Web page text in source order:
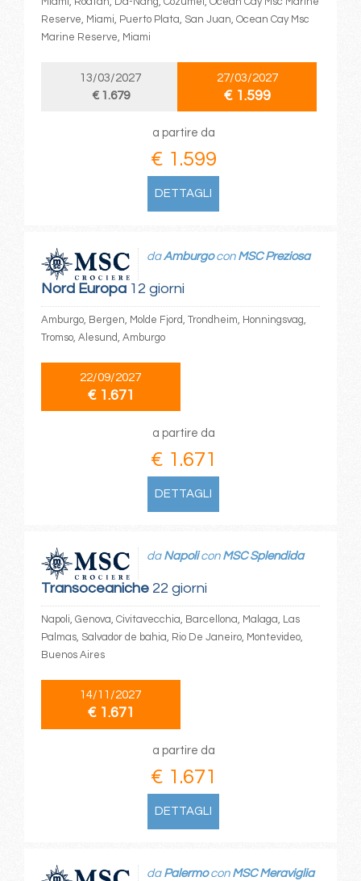
Reserve, Miami, Puerto Plata, San Juan, Ocean Cay Msc
Marine Reserve, Miami
13/03/2027
€ 1.679
27/03/2027
€ 1.599
a partire da
€ 1.599
DETTAGLI
Nord Europa12 giorni
daAmburgocon MSC Preziosa
Amburgo, Bergen, Molde Fjord, Trondheim, Honningsvag,
Tromso, Alesund, Amburgo
22/09/2027
€ 1.671
a partire da
€ 1.671
DETTAGLI
Transoceaniche22 giorni
da Napolicon MSC Splendida
Napoli, Genova, Civitavecchia, Barcellona, Malaga, Las
Palmas, Salvador de bahia, Rio De Janeiro, Montevideo,
Buenos Aires
14/11/2027
€ 1.671
a partire da
€ 1.671
DETTAGLI
da Palermocon MSC Meraviglia